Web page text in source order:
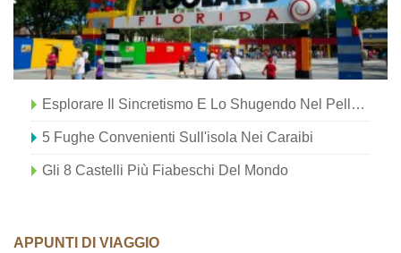
Esplorare Il Sincretismo E Lo Shugendo Nel Pellegrinaggio Di Tohoku Yamabushi E Shikoku
5 Fughe Convenienti Sull'isola Nei Caraibi
Gli 8 Castelli Più Fiabeschi Del Mondo
APPUNTI DI VIAGGIO